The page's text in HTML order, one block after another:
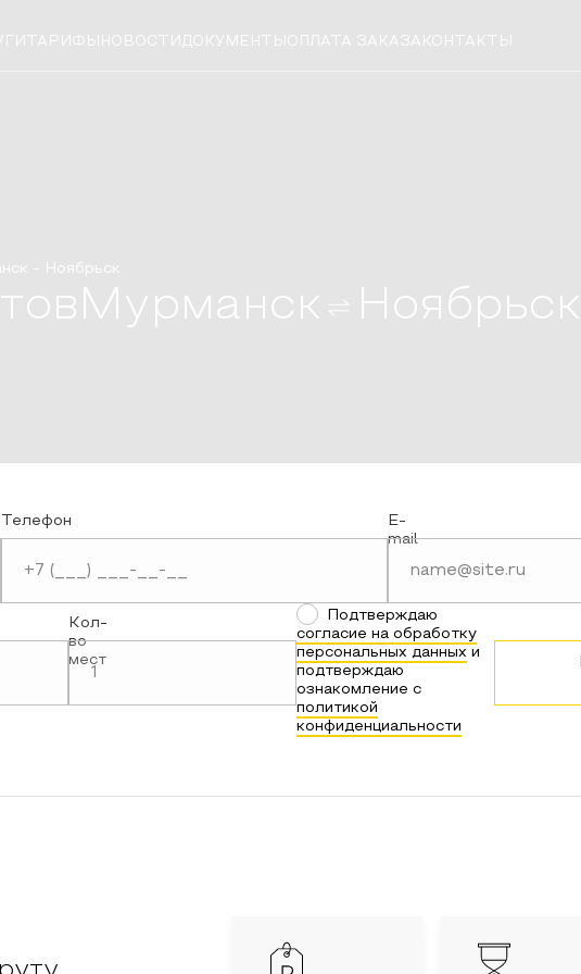
ТАРИФЫ НОВОСТИ ДОКУМЕНТЫ ОПЛАТА ЗАКАЗА КОНТАКТЫ
- Ноябрьск
Мурманск Ноябрьск
Телефон
E-
mail
Кол-
во
мест
Подтверждаю
согласие на обработку
персональных данных и
подтверждаю
ознакомление с
политикой
конфиденциальности